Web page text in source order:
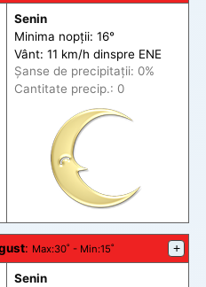
Senin
Minima nopții: 16°
Vânt: 11 km/h dinspre ENE
Șanse de precipitații: 0%
Cantitate precip.: 0
: Max:30˚ - Min:15˚ +
Senin